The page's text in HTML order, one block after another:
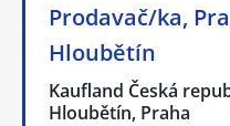
Prodavač/ka,
Hloubětín
Kaufland Česká
Hloubětín, Praha